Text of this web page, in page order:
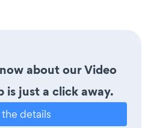
about our Video
is just a click away.
the details